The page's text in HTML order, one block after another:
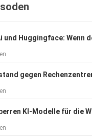
verstehen, dass dies
KI hat AI Slop massiv
sind durchaus